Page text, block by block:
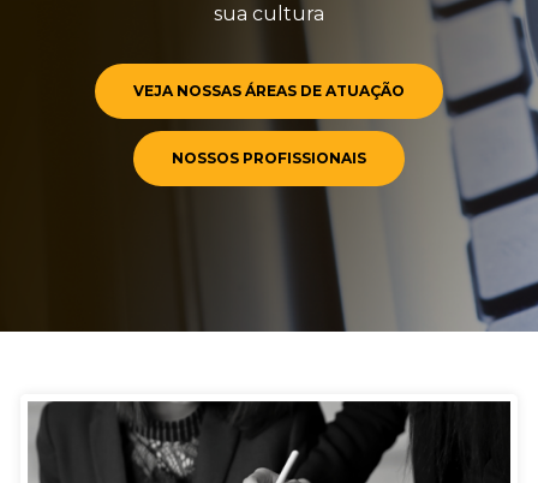
sua cultura
VEJA NOSSAS ÁREAS DE ATUAÇÃO
NOSSOS PROFISSIONAIS